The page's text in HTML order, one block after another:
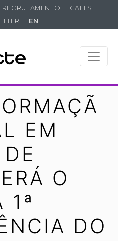
RECRUTAMENTO
CALLS
EN
EM
O
1ª
DO